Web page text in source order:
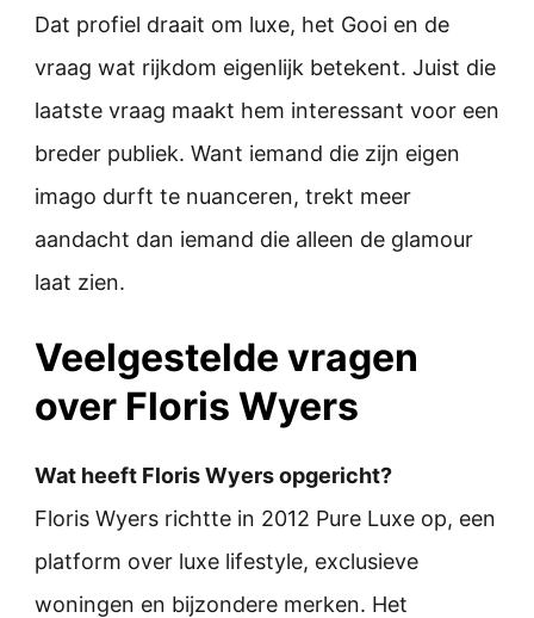
Dat profiel draait om luxe, het Gooi en de
vraag wat rijkdom eigenlijk betekent. Juist die
laatste vraag maakt hem interessant voor een
breder publiek. Want iemand die zijn eigen
imago durft te nuanceren, trekt meer
aandacht dan iemand die alleen de glamour
laat zien.
Veelgestelde vragen
over Floris Wyers
Wat heeft Floris Wyers opgericht?
Floris Wyers richtte in 2012 Pure Luxe op, een
platform over luxe lifestyle, exclusieve
woningen en bijzondere merken. Het